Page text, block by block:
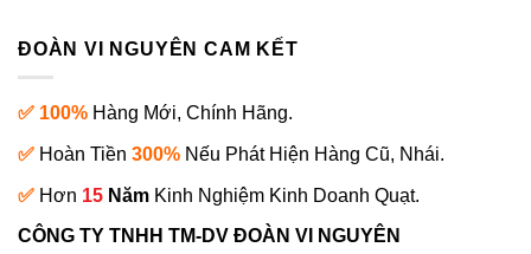
ĐOÀN VI NGUYÊN CAM KẾT
✅ 100% Hàng Mới, Chính Hãng.
✅ Hoàn Tiền 300% Nếu Phát Hiện Hàng Cũ, Nhái.
✅ Hơn 15 Năm Kinh Nghiệm Kinh Doanh Quạt.
CÔNG TY TNHH TM-DV ĐOÀN VI NGUYÊN